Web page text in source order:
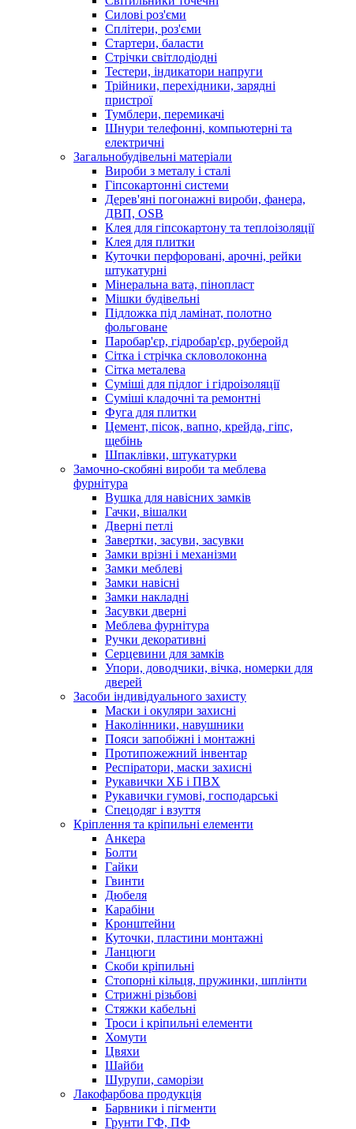
Силові роз'єми
Сплітери, роз'єми
Стартери, баласти
Стрічки світлодіодні
Тестери, індикатори напруги
Трійники, перехідники, зарядні
пристрої
Тумблери, перемикачі
Шнури телефонні, компьютерні та
електричні
Загальнобудівельні матеріали
Вироби з металу і сталі
Гіпсокартонні системи
Дерев'яні погонажні вироби, фанера,
ДВП, OSB
Клея для гіпсокартону та теплоізоляції
Клея для плитки
Куточки перфоровані, арочні, рейки
штукатурні
Мінеральна вата, пінопласт
Мішки будівельні
Підложка під ламінат, полотно
фольговане
Паробар'єр, гідробар'єр, руберойд
Сітка і стрічка скловолоконна
Сітка металева
Суміші для підлог і гідроізоляції
Суміші кладочні та ремонтні
Фуга для плитки
Цемент, пісок, вапно, крейда, гіпс,
щебінь
Шпаклівки, штукатурки
Замочно-скобяні вироби та меблева
фурнітура
Вушка для навісних замків
Гачки, вішалки
Дверні петлі
Завертки, засуви, засувки
Замки врізні і механізми
Замки меблеві
Замки навісні
Замки накладні
Засувки дверні
Меблева фурнітура
Ручки декоративні
Серцевини для замків
Упори, доводчики, вічка, номерки для
дверей
Засоби індивідуального захисту
Маски і окуляри захисні
Наколінники, навушники
Пояси запобіжні і монтажні
Протипожежний інвентар
Респіратори, маски захисні
Рукавички ХБ і ПВХ
Рукавички гумові, господарські
Спецодяг і взуття
Кріплення та кріпильні елементи
Анкера
Болти
Гайки
Гвинти
Дюбеля
Карабіни
Кронштейни
Куточки, пластини монтажні
Ланцюги
Скоби кріпильні
Стопорні кільця, пружинки, шплінти
Стрижні різьбові
Стяжки кабельні
Троси і кріпильні елементи
Хомути
Цвяхи
Шайби
Шурупи, саморізи
Лакофарбова продукція
Барвники і пігменти
Грунти ГФ, ПФ